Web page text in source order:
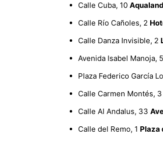
Calle Cuba, 10
Calle Río Cañoles, 2
Calle Danza Invisible, 2
Avenida Isabel Manoja, 5
Plaza Federico García
Calle Carmen Montés, 3
Calle Al Andalus, 33
Calle del Remo, 1 Plaza